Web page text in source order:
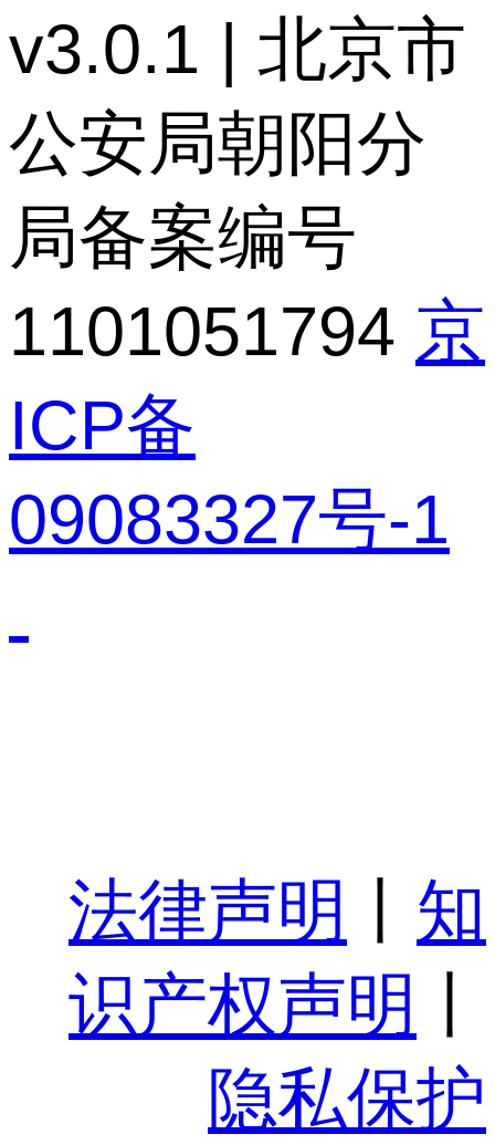
v3.0.1 | 北京市
公安局朝阳分
局备案编号
1101051794 京
ICP备
09083327号-1
法律声明
知
识产权声明
隐私保护